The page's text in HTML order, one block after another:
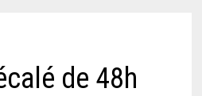
de 48h